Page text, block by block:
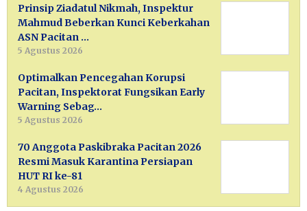
Prinsip Ziadatul Nikmah, Inspektur
Mahmud Beberkan Kunci Keberkahan
ASN Pacitan …
5 Agustus 2026
Optimalkan Pencegahan Korupsi
Pacitan, Inspektorat Fungsikan Early
Warning Sebag…
5 Agustus 2026
70 Anggota Paskibraka Pacitan 2026
Resmi Masuk Karantina Persiapan
HUT RI ke-81
4 Agustus 2026